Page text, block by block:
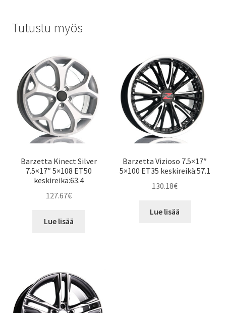
Tutustu myös
Barzetta Kinect Silver
7.5×17″ 5×108 ET50
keskireikä:63.4
127.67€
Lue lisää
Barzetta Vizioso 7.5×17″
5×100 ET35 keskireikä:57.1
130.18€
Lue lisää